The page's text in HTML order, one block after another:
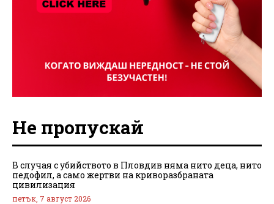
Не пропускай
В случая с убийството в Пловдив няма нито деца, нито
педофил, а само жертви на криворазбраната
цивилизация
петък, 7 август 2026